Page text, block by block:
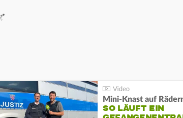
Mini-Knast auf
SO LÄUFT EIN